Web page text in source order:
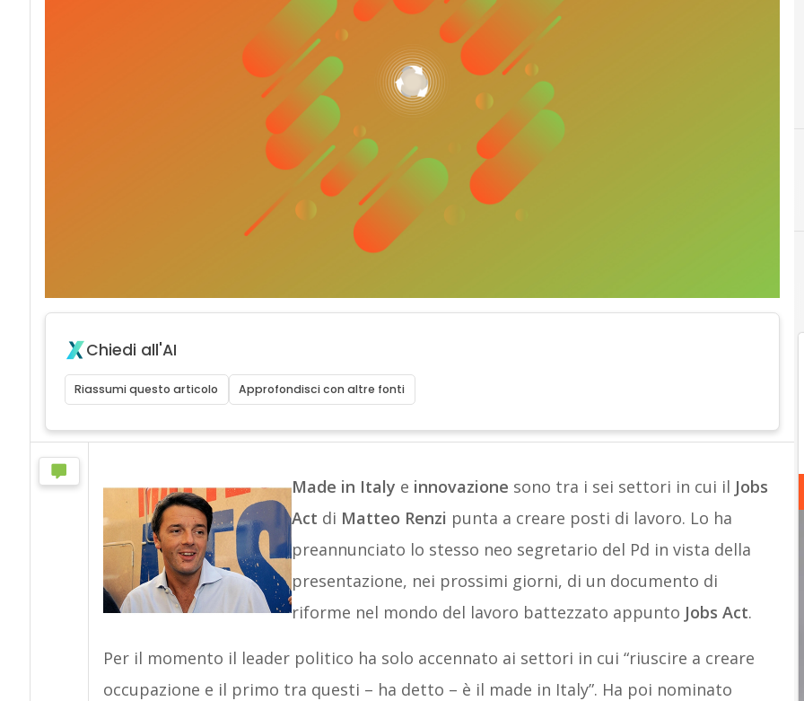
Chiedi all'AI
Riassumi questo articolo Approfondisci con altre fonti
Made in Italy e innovazione sono tra i sei settori in cui il Jobs
Act di Matteo Renzi punta a creare posti di lavoro. Lo ha
preannunciato lo stesso neo segretario del Pd in vista della
presentazione, nei prossimi giorni, di un documento di
riforme nel mondo del lavoro battezzato appunto Jobs Act.
Per il momento il leader politico ha solo accennato ai settori in cui “riuscire a creare
occupazione e il primo tra questi – ha detto – è il made in Italy”. Ha poi nominato